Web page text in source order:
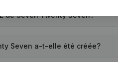
de Seven Twenty Seven?
Seven a-t-elle été créée?